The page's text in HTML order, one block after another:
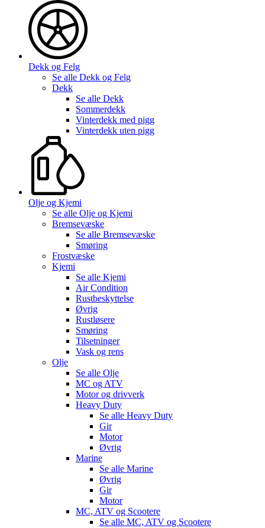
Dekk og Felg
Se alle Dekk og Felg
Dekk
Se alle Dekk
Sommerdekk
Vinterdekk med pigg
Vinterdekk uten pigg
Olje og Kjemi
Se alle Olje og Kjemi
Bremsevæske
Se alle Bremsevæske
Smøring
Frostvæske
Kjemi
Se alle Kjemi
Air Condition
Rustbeskyttelse
Øvrig
Rustløsere
Smøring
Tilsetninger
Vask og rens
Olje
Se alle Olje
MC og ATV
Motor og drivverk
Heavy Duty
Se alle Heavy Duty
Gir
Motor
Øvrig
Marine
Se alle Marine
Øvrig
Gir
Motor
MC, ATV og Scootere
Se alle MC, ATV og Scootere